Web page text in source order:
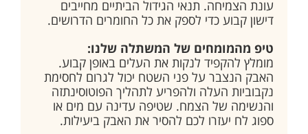
עונת הצמיחה. תנאי הגידול הביתיים מחייבים
דישון קבוע כדי לספק את כל החומרים הדרושים.
טיפ מהמומחים של המשתלה שלנו:
מומלץ להקפיד לנקות את העלים באופן קבוע.
האבק הנצבר על פני השטח יכול לגרום לחסימת
נקבוביות העלה ולהפריע לתהליך הפוטוסינתזה
והנשימה של הצמח. שטיפה עדינה עם מים או
ספוג לח יעזרו לכם להסיר את האבק ביעילות.